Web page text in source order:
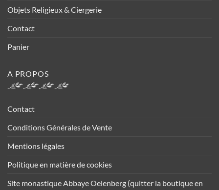
Objets Religieux & Ciergerie
Contact
Panier
A PROPOS
Contact
Conditions Générales de Vente
Mentions légales
Politique en matière de cookies
Site monastique Abbaye Oelenberg (quitter la boutique en